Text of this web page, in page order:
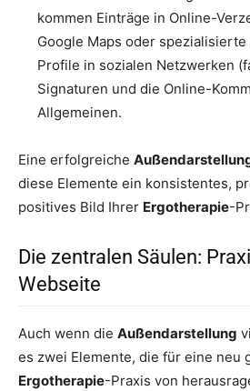
kommen Einträge in Online-
Google Maps oder
Profile in sozialen Netzwerken
Signaturen und die Online-
Allgemeinen.
Eine erfolgreiche
diese Elemente ein konsistentes,
positives Bild Ihrer Ergotherapie-
Die zentralen Säulen:
Webseite
Auch wenn die Außendarstellung
es zwei Elemente, die für eine neu
Ergotherapie-Praxis von